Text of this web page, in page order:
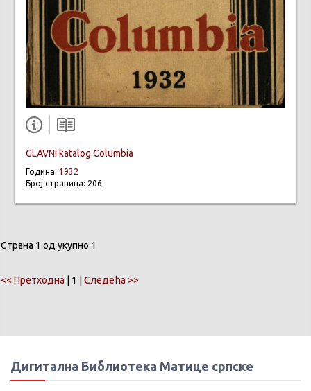
GLAVNI katalog Columbia
Година: 1932
Број страница: 206
Страна 1 од укупно 1
<< Претходна | 1 | Следећа >>
Дигитална Библиотека Матице српске